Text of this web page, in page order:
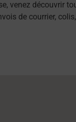
venez découvrir
de courrier,